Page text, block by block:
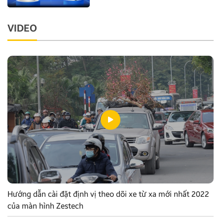
VIDEO
Hướng dẫn cài đặt định vị theo dõi xe từ xa mới nhất 2022
của màn hình Zestech